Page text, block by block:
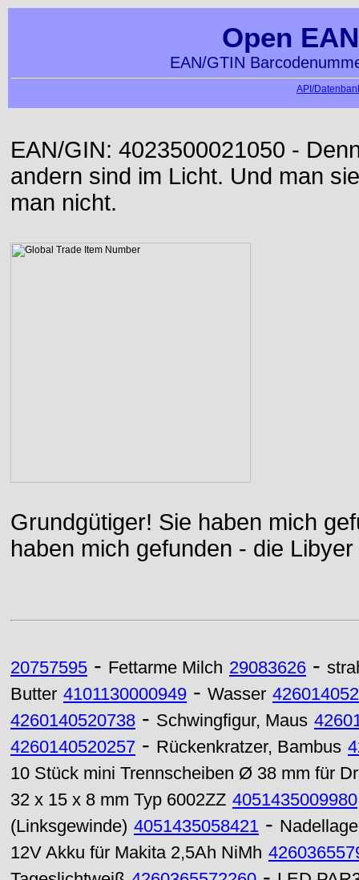
Open
EAN/GTIN
API/
EAN/GIN: 4023500021050 -
andern sind im Licht. Und man
man nicht.
Grundgütiger! Sie haben mich
haben mich gefunden - die
20757595 - Fettarme Milch 29083626 -
Butter 4101130000949 - Wasser
4260140520738 - Schwingfigur, Maus
4260140520257 - Rückenkratzer, Bambus
10 Stück mini Trennscheiben Ø 38 mm für
32 x 15 x 8 mm Typ 6002ZZ 4051435009980
(Linksgewinde) 4051435058421 -
12V Akku für Makita 2,5Ah NiMh